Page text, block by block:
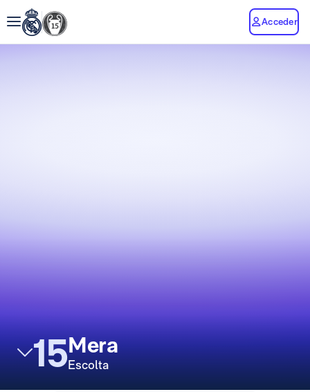
Acceder
15Mera
Escolta